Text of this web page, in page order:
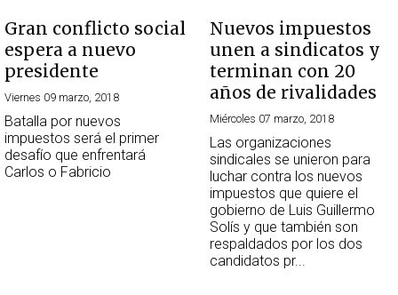
Gran conflicto social
espera a nuevo
presidente
Viernes 09 marzo, 2018
Batalla por nuevos
impuestos será el primer
desafío que enfrentará
Carlos o Fabricio
Nuevos impuestos
unen a sindicatos y
terminan con 20
años de rivalidades
Miércoles 07 marzo, 2018
Las organizaciones
sindicales se unieron para
luchar contra los nuevos
impuestos que quiere el
gobierno de Luis Guillermo
Solís y que también son
respaldados por los dos
candidatos pr...